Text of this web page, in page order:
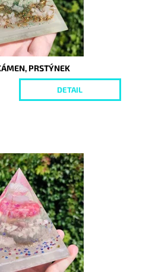
PRSTÝNEK
DETAIL